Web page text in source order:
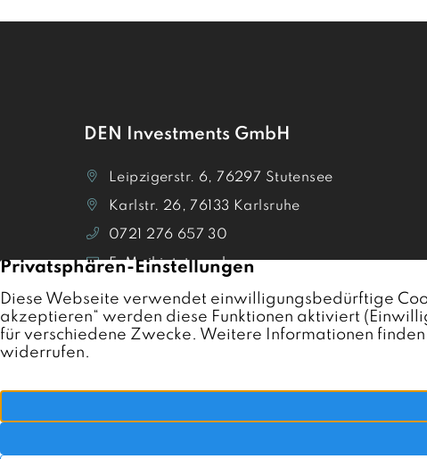
DEN Investments GmbH
Leipzigerstr. 6, 76297 Stutensee
Karlstr. 26, 76133 Karlsruhe
0721 276 657 30
E-Mail jetzt senden
Termin vereinbaren
Bewertungen auf Trustpilot